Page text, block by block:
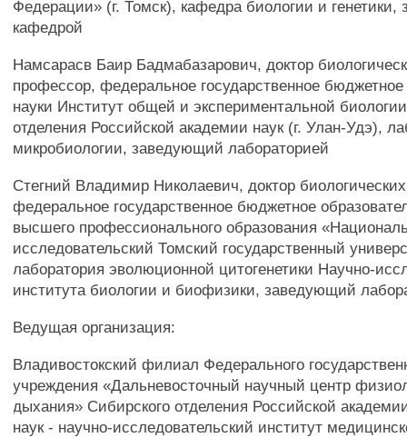
Федерации» (г. Томск), кафедра биологии и
кафедрой
Намсарасв Баир Бадмабазарович, доктор
профессор, федеральное государственное
науки Институт общей и экспериментальной
отделения Российской академии наук (г. Улан-Удэ),
микробиологии, заведующий лабораторией
Стегний Владимир Николаевич, доктор
федеральное государственное бюджетное
высшего профессионального образования
исследовательский Томский государственный
лаборатория эволюционной цитогенетики Научно-
института биологии и биофизики, заведующий
Ведущая организация:
Владивостокский филиал Федерального
учреждения «Дальневосточный научный центр
дыхания» Сибирского отделения Российской
наук - научно-исследовательский институт